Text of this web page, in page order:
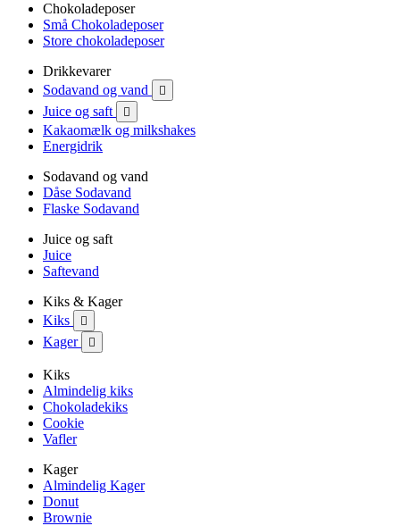
Chokoladeposer
Små Chokoladeposer
Store chokoladeposer
Drikkevarer
Sodavand og vand

Juice og saft 
Kakaomælk og milkshakes
Energidrik
Sodavand og vand
Dåse Sodavand
Flaske Sodavand
Juice og saft
Juice
Saftevand
Kiks & Kager
Kiks

Kager 
Kiks
Almindelig kiks
Chokoladekiks
Cookie
Vafler
Kager
Almindelig Kager
Donut
Brownie